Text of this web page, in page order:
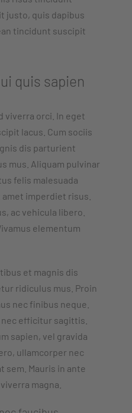
justo, quis dapibus
tincidunt suscipit
quis sapien
viverra orci. In eget
lacus. Cum sociis
dis parturient
mus. Aliquam pulvinar
felis malesuada
imperdiet risus.
ac vehicula libero.
elementum
et magnis dis
ridiculus mus. Proin
nec finibus neque.
efficitur sagittis.
sapien, vel gravida
ullamcorper nec
sem. Mauris in ante
magna.